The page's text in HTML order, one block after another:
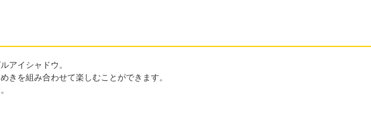
アイシャドウ。
きを組み合わせて楽しむことができます。